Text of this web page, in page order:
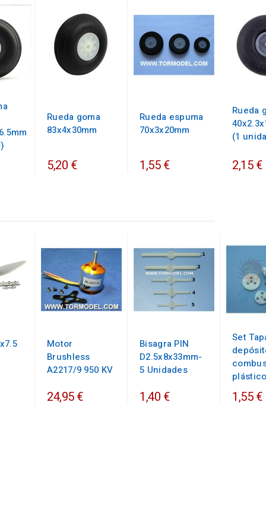
Rueda goma
83x4x30mm
5,20 €
Rueda espuma
70x3x20mm
1,55 €
Rueda
(1
2,15 €
Motor
Brushless
A2217/9 950 KV
24,95 €
Bisagra PIN
D2.5x8x33mm-
5 Unidades
1,40 €
Set
1,55 €